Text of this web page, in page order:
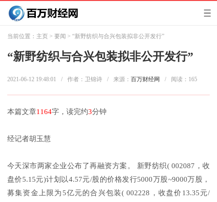
当前位置： 主页 > 要闻 > “新野纺织与合兴包装拟非公开发行”
“新野纺织与合兴包装拟非公开发行”
2021-06-12 19:48:01 / 作者：卫锦诗 / 来源： 百万财经网 / 阅读： 165
本篇文章1164字，读完约3分钟
经记者胡玉慧
今天深市两家企业公布了再融资方案。 新野纺织( 002087，收
盘价5.15元)计划以4.57元/股的价格发行5000万股~9000万股，
募集资金上限为5亿元的合兴包装( 002228，收盘价13.35元/